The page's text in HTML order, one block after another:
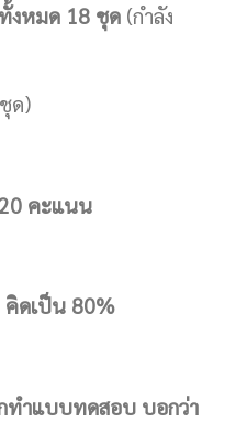
งหมด 18 ชุด(กำลัง
ด)
คะแนน
ดเป็น 80%
ทำแบบทดสอบ บอกว่า